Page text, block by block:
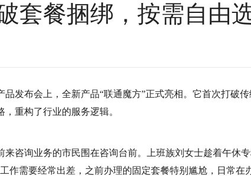
套餐捆绑，按需自由
品发布会上，全新产品“联通魔方”正式亮相。它首次打破
重构了行业的服务逻辑。
来咨询业务的市民围在咨询台前。上班族刘女士趁着午休
作需要经常出差，之前办理的固定套餐特别尴尬，日常在